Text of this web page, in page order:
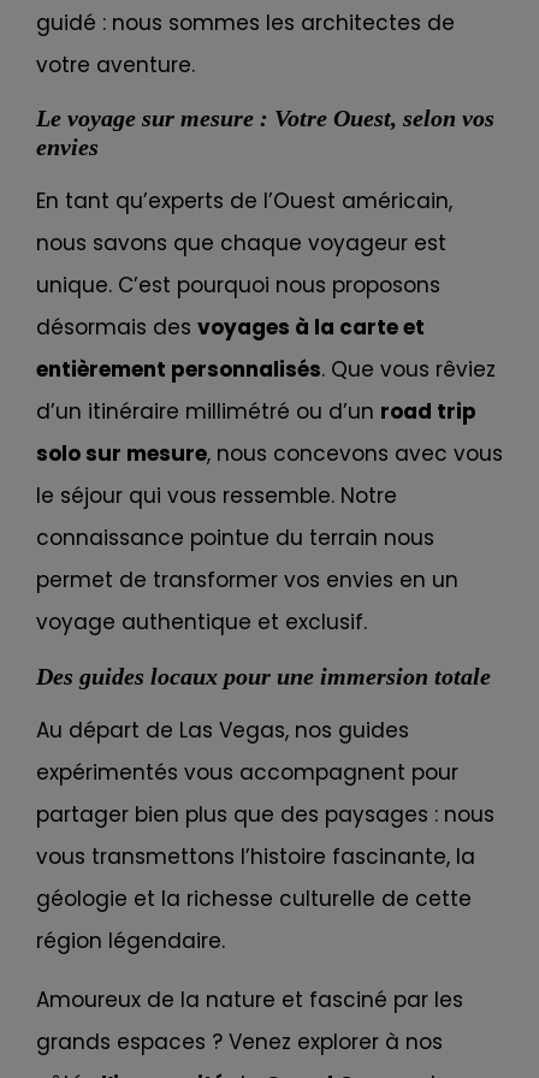
guidé : nous sommes les architectes de
votre aventure.
Le voyage sur mesure : Votre Ouest, selon vos
envies
En tant qu’experts de l’Ouest américain,
nous savons que chaque voyageur est
unique. C’est pourquoi nous proposons
désormais des voyages à la carte et
entièrement personnalisés. Que vous rêviez
d’un itinéraire millimétré ou d’un road trip
solo sur mesure, nous concevons avec vous
le séjour qui vous ressemble. Notre
connaissance pointue du terrain nous
permet de transformer vos envies en un
voyage authentique et exclusif.
Des guides locaux pour une immersion totale
Au départ de Las Vegas, nos guides
expérimentés vous accompagnent pour
partager bien plus que des paysages : nous
vous transmettons l’histoire fascinante, la
géologie et la richesse culturelle de cette
région légendaire.
Amoureux de la nature et fasciné par les
grands espaces ? Venez explorer à nos